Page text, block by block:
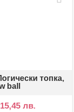
топка,
ball
лв.